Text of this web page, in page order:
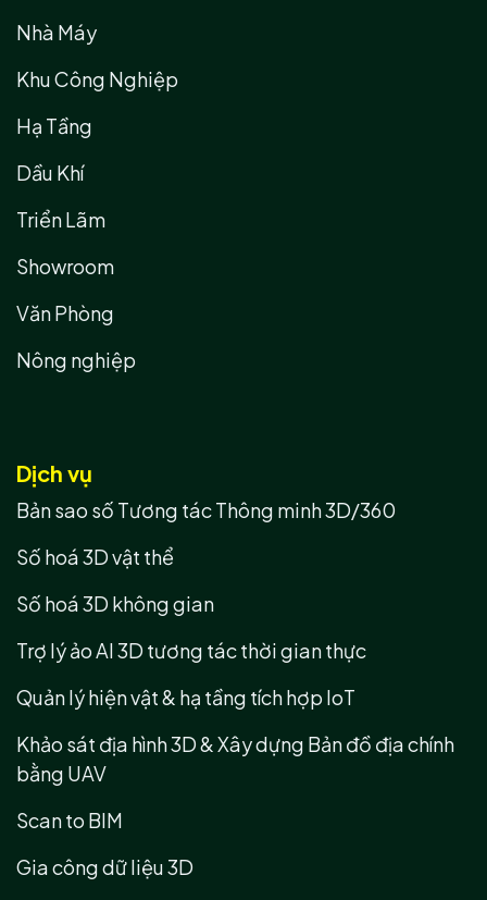
Nhà Máy
Khu Công Nghiệp
Hạ Tầng
Dầu Khí
Triển Lãm
Showroom
Văn Phòng
Nông nghiệp
Dịch vụ
Bản sao số Tương tác Thông minh 3D/360
Số hoá 3D vật thể
Số hoá 3D không gian
Trợ lý ảo AI 3D tương tác thời gian thực
Quản lý hiện vật & hạ tầng tích hợp IoT
Khảo sát địa hình 3D & Xây dựng Bản đồ địa chính
bằng UAV
Scan to BIM
Gia công dữ liệu 3D